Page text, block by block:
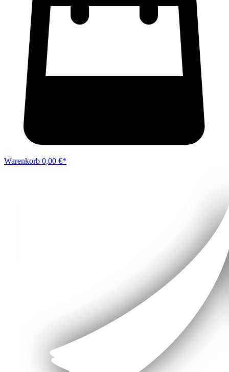
Warenkorb 0,00 €*